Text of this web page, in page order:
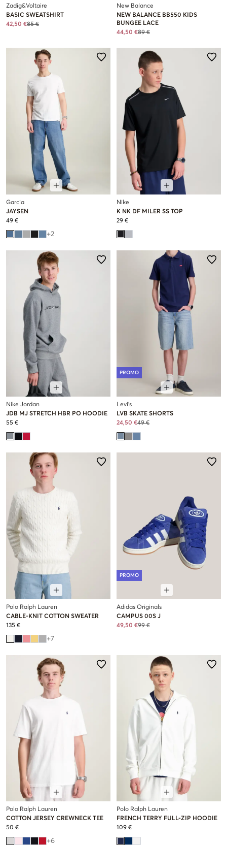
Zadig&Voltaire
BASIC SWEATSHIRT
42,50 €85 €
New Balance
NEW BALANCE BB550 KIDS
BUNGEE LACE
44,50 €89 €
Garcia
JAYSEN
49 €
+2
Nike
K NK DF MILER SS TOP
29 €
Nike Jordan
JDB MJ STRETCH HBR PO HOODIE
55 €
PROMO
Levi's
LVB SKATE SHORTS
24,50 €49 €
Polo Ralph Lauren
CABLE-KNIT COTTON SWEATER
135 €
+7
PROMO
Adidas Originals
CAMPUS 00S J
49,50 €99 €
Polo Ralph Lauren
COTTON JERSEY CREWNECK TEE
50 €
+6
Polo Ralph Lauren
FRENCH TERRY FULL-ZIP HOODIE
109 €